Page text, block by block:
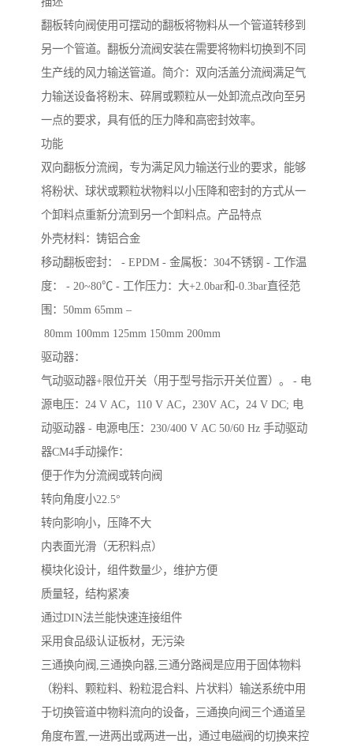
翻板转向阀使用可摆动的翻板将物料从一个管道转移到
另一个管道。翻板分流阀安装在需要将物料切换到不同
生产线的风力输送管道。简介：双向活盖分流阀满足气
力输送设备将粉末、碎屑或颗粒从一处卸流点改向至另
一点的要求，具有低的压力降和高密封效率。
功能
双向翻板分流阀，专为满足风力输送行业的要求，能够
将粉状、球状或颗粒状物料以小压降和密封的方式从一
个卸料点重新分流到另一个卸料点。产品特点
外壳材料：铸铝合金
移动翻板密封： - EPDM - 金属板：304不锈钢 - 工作温
度： - 20~80℃ - 工作压力：大+2.0bar和-0.3bar直径范
围：50mm 65mm –
80mm 100mm 125mm 150mm 200mm
驱动器：
气动驱动器+限位开关（用于型号指示开关位置）。 - 电
源电压：24 V AC，110 V AC，230V AC，24 V DC; 电
动驱动器 - 电源电压：230/400 V AC 50/60 Hz 手动驱动
器CM4手动操作：
便于作为分流阀或转向阀
转向角度小22.5°
转向影响小，压降不大
内表面光滑（无积料点）
模块化设计，组件数量少，维护方便
质量轻，结构紧凑
通过DIN法兰能快速连接组件
采用食品级认证板材，无污染
三通换向阀,三通换向器,三通分路阀是应用于固体物料
（粉料、颗粒料、粉粒混合料、片状料）输送系统中用
于切换管道中物料流向的设备，三通换向阀三个通道呈
角度布置,一进两出或两进一出，通过电磁阀的切换来控